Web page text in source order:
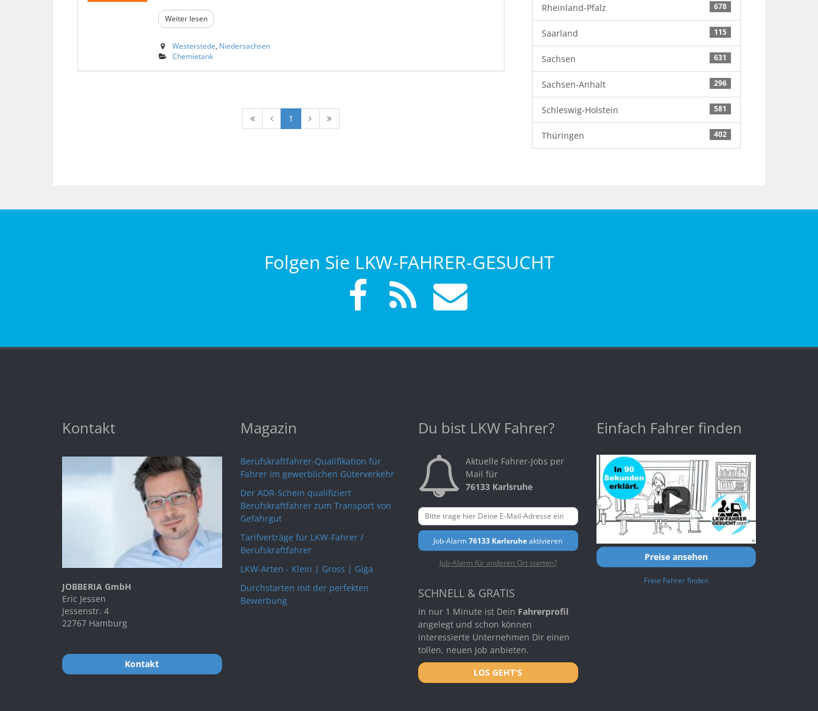
Weiter lesen
Westerstede Niedersachsen
Chemietank
1
678
Rheinland-Pfalz
115
Saarland
631
Sachsen
296
Sachsen-Anhalt
581
Schleswig-Holstein
402
Thüringen
Folgen Sie LKW-FAHRER-GESUCHT
Kontakt
JOBBERIA GmbH
Eric Jessen
Jessenstr. 4
22767 Hamburg
Kontakt
Magazin
Berufskraftfahrer-Qualifikation für
Fahrer im gewerblichen Güterverkehr
Der ADR-Schein qualifiziert
Berufskraftfahrer zum Transport von
Gefahrgut
Tarifverträge für LKW-Fahrer /
Berufskraftfahrer
LKW-Arten - Klein | Gross | Giga
Durchstarten mit der perfekten
Bewerbung
Du bist LKW Fahrer?
Aktuelle Fahrer-Jobs per
Mail für
76133 Karlsruhe
Job-Alarm76133 Karlsruheaktivieren
Job-Alarm für anderen Ort starten?
SCHNELL & GRATIS
In nur 1 Minute ist Dein Fahrerprofil
angelegt und schon können
interessierte Unternehmen Dir einen
tollen, neuen Job anbieten.
LOS GEHT'S
Einfach Fahrer finden
Preise ansehen
Freie Fahrer finden